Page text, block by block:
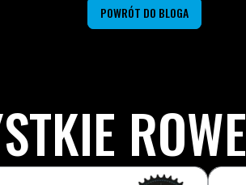
POWRÓT DO BLOGA